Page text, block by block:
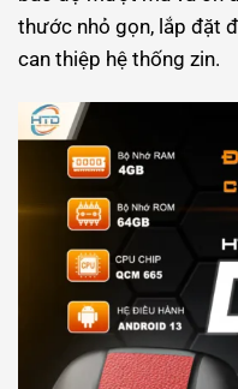
thước nhỏ gọn, lắp đặt
can thiệp hệ thống zin.